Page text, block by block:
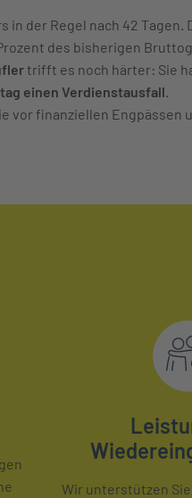
der Regel nach 42 Tagen.
des bisherigen
trifft es noch härter: Sie
einen Verdienstausfall
vor finanziellen Engpässen
Wir unterstützen